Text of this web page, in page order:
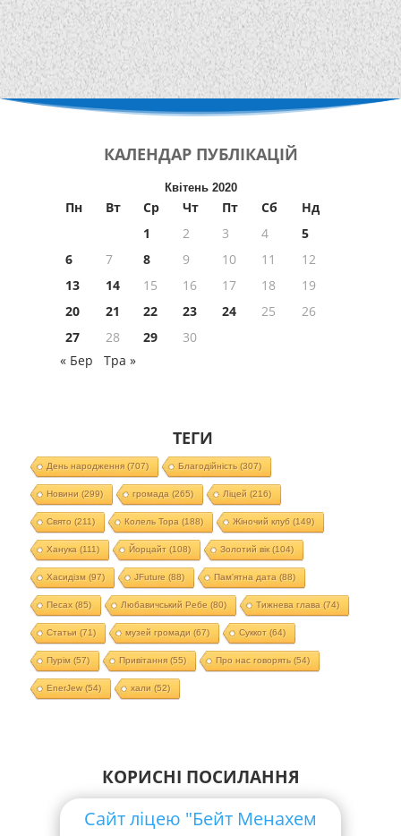
КАЛЕНДАР ПУБЛІКАЦІЙ
Квітень 2020
Пн Вт Ср Чт Пт Сб
Нд
1
2 3 4
5
6
7 8 9 10 11
12
13
14 15 16 17 18
19
20
21 22 23 24 25
26
27
28 29
30
« Бер
Тра »
ТЕГИ
День народження(707) Благодійність (307)
Новини (299) громада (265) Ліцей (216)
Свято (211) Колель Тора (188) Жіночий клуб (149)
Ханука (111) Йорцайт (108) Золотий вік(104)
Хасидізм (97) JFuture (88) Пам'ятна дата (88)
Песах(85) Любавичський Ребе (80) Тижнева глава (74)
Статьи (71) музей громади (67) Суккот (64)
Пурім (57) Привітання(55) Про нас говорять (54)
EnerJew(54) хали (52)
КОРИСНІ ПОСИЛАННЯ
Сайт ліцею "Бейт Менахем